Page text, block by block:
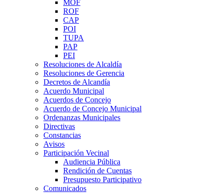
MOF
ROF
CAP
POI
TUPA
PAP
PEI
Resoluciones de Alcaldía
Resoluciones de Gerencia
Decretos de Alcandía
Acuerdo Municipal
Acuerdos de Concejo
Acuerdo de Concejo Municipal
Ordenanzas Municipales
Directivas
Constancias
Avisos
Participación Vecinal
Audiencia Pública
Rendición de Cuentas
Presupuesto Participativo
Comunicados